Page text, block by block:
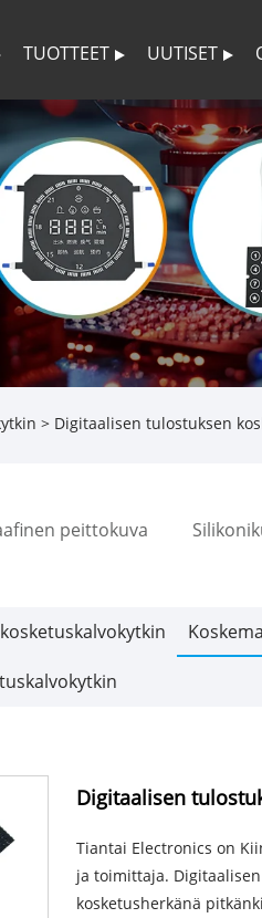
TUOTTEET UUTISET
> Digitaalisen tulostuksen
peittokuva
Digitaalisen
Tiantai Electronics on
ja toimittaja.
kosketusherkänä